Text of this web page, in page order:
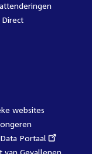
Direct
websites
Portaal
van Gevallenen